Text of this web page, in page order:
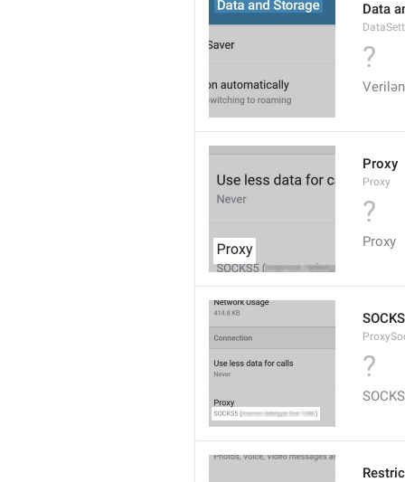
Data
?
Proxy
Proxy
?
Proxy
?